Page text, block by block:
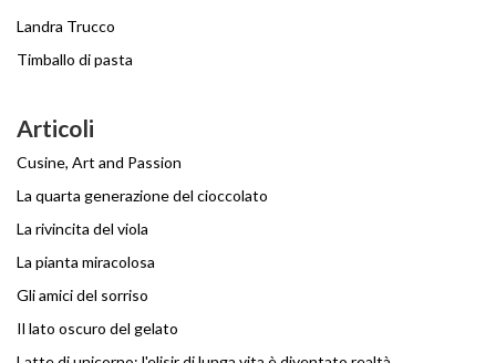
Landra Trucco
Timballo di pasta
Articoli
Cusine, Art and Passion
La quarta generazione del cioccolato
La rivincita del viola
La pianta miracolosa
Gli amici del sorriso
Il lato oscuro del gelato